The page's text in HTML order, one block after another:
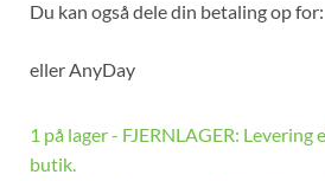
Du kan også dele din betaling op for:
ellerAnyDay
1 på lager - FJERNLAGER: Levering
butik.